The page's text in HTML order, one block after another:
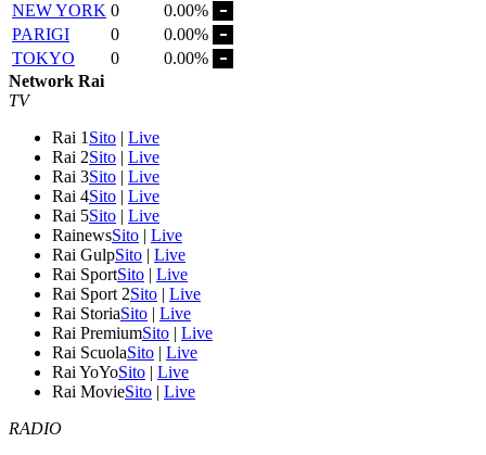
NEW YORK 0
0.00%
PARIGI
0
0.00%
TOKYO
0
0.00%
Network Rai
TV
Rai 1 Sito | Live
Rai 2Sito | Live
Rai 3Sito | Live
Rai 4Sito | Live
Rai 5Sito | Live
RainewsSito | Live
Rai GulpSito | Live
Rai SportSito | Live
Rai Sport 2Sito | Live
Rai StoriaSito | Live
Rai PremiumSito | Live
Rai ScuolaSito | Live
Rai YoYoSito | Live
Rai MovieSito | Live
RADIO